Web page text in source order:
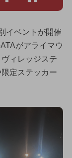
イベントが開催
がアライマウ
ィレッジステ
定ステッカー